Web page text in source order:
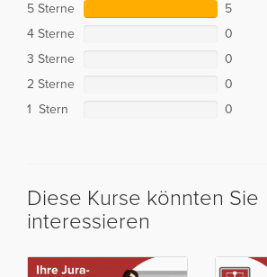
5 Sterne
5
4 Sterne
0
3 Sterne
0
2 Sterne
0
1 Stern
0
Diese Kurse könnten Sie
interessieren